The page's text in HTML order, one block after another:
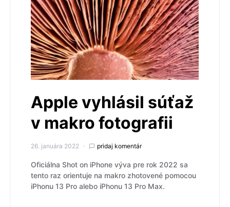
Apple vyhlásil súťaž
v makro fotografii
26. januára 2022 pridaj komentár
Oficiálna Shot on iPhone výva pre rok 2022 sa
tento raz orientuje na makro zhotovené pomocou
iPhonu 13 Pro alebo iPhonu 13 Pro Max.